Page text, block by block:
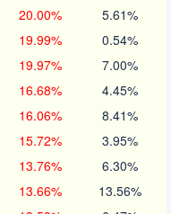
20.00% 5.61%
19.99% 0.54%
19.97% 7.00%
16.68% 4.45%
16.06% 8.41%
15.72% 3.95%
13.76% 6.30%
13.66% 13.56%